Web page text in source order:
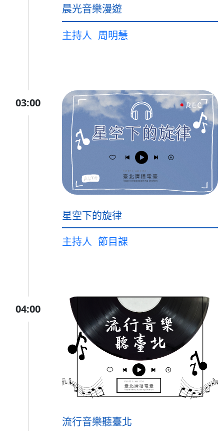
晨光音樂漫遊
主持人 周明慧
03:00
星空下的旋律
主持人 節目課
04:00
流行音樂聽臺北